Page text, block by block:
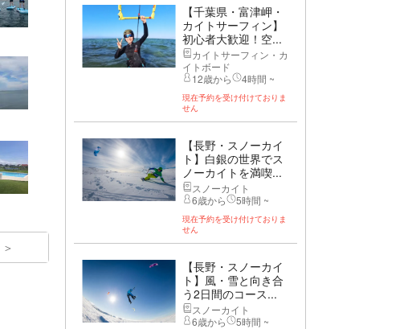
【千葉県・富津岬・
カイトサーフィン】
初心者大歓迎！空...
カイトサーフィン・カ
イトボード
12歳から
4時間 ~
現在予約を受け付けておりま
せん
【長野・スノーカイ
ト】白銀の世界でス
ノーカイトを満喫...
スノーカイト
6歳から
5時間 ~
現在予約を受け付けておりま
せん
【長野・スノーカイ
ト】風・雪と向き合
う2日間のコース...
スノーカイト
6歳から
5時間 ~